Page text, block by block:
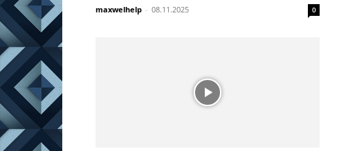
maxwelhelp - 08.11.2025 0